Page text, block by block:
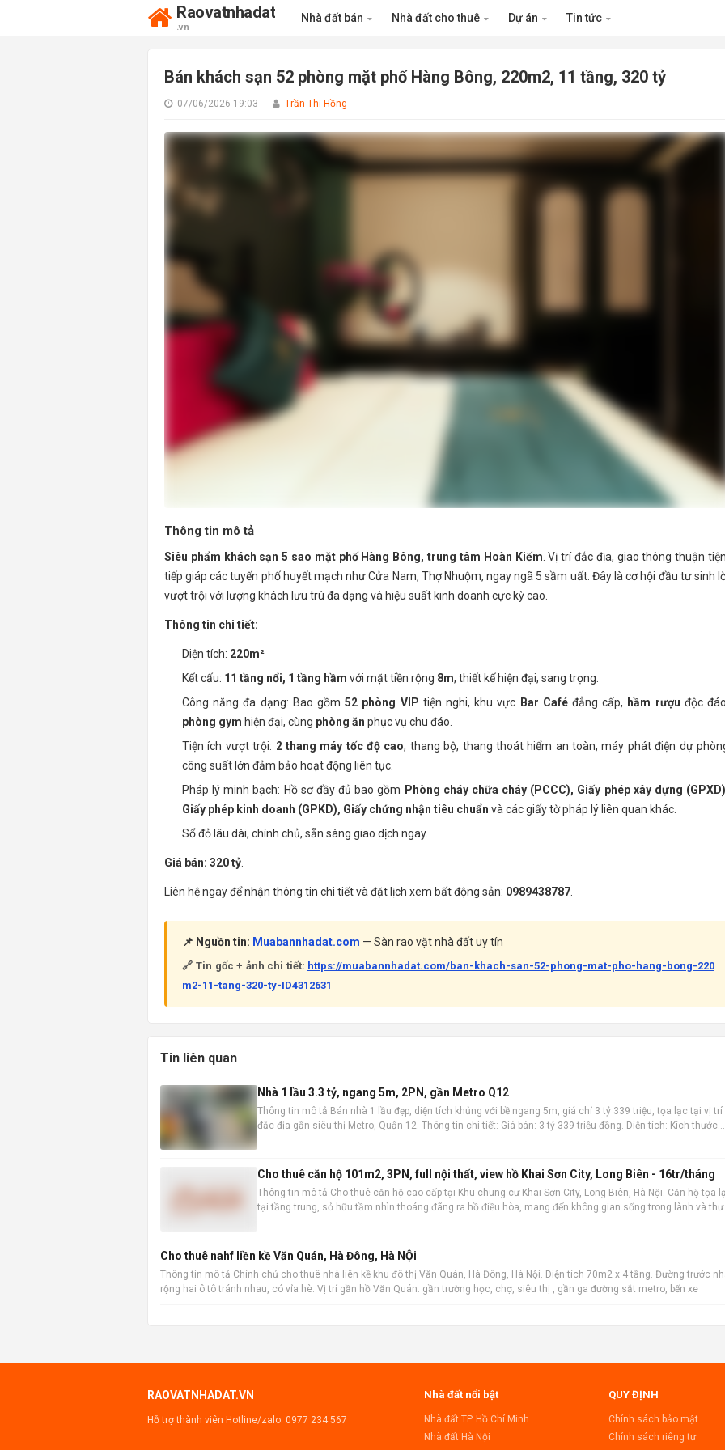
Raovatnhadat
.vn
Nhà đất bán Nhà đất cho thuê Dự án Tin tức
Bán khách sạn 52 phòng mặt phố Hàng Bông, 220m2, 11 tầng, 320 tỷ
07/06/2026 19:03 Trần Thị Hồng
Thông tin mô tả
Siêu phẩm khách sạn 5 sao mặt phố Hàng Bông, trung tâm Hoàn Kiếm . Vị trí đắc địa, giao thông thuận
tiếp giáp các tuyến phố huyết mạch như Cửa Nam, Thợ Nhuộm, ngay ngã 5 sầm uất. Đây là cơ hội đầu tư sinh
vượt trội với lượng khách lưu trú đa dạng và hiệu suất kinh doanh cực kỳ cao.
Thông tin chi tiết:
Diện tích: 220m²
Kết cấu: 11 tầng nổi, 1 tầng hầm với mặt tiền rộng 8m, thiết kế hiện đại, sang trọng.
Công năng đa dạng: Bao gồm52 phòng VIP tiện nghi, khu vực Bar Caféđẳng cấp, hầm rượu độc
phòng gym hiện đại, cùng phòng ăn phục vụ chu đáo.
Tiện ích vượt trội: 2 thang máy tốc độ cao, thang bộ, thang thoát hiểm an toàn, máy phát điện dự
công suất lớn đảm bảo hoạt động liên tục.
Pháp lý minh bạch: Hồ sơ đầy đủ bao gồm Phòng cháy chữa cháy (PCCC), Giấy phép xây dựng
Giấy phép kinh doanh (GPKD), Giấy chứng nhận tiêu chuẩn và các giấy tờ pháp lý liên quan khác.
Sổ đỏ lâu dài, chính chủ, sẵn sàng giao dịch ngay.
Giá bán: 320 tỷ
Liên hệ ngay để nhận thông tin chi tiết và đặt lịch xem bất động sản: 0989438787
📌 Nguồn tin: Muabannhadat.com — Sàn rao vặt nhà đất uy tín
🔗 Tin gốc + ảnh chi tiết: https://muabannhadat.com/ban-khach-san-52-phong-mat-pho-hang-bong-220
m2-11-tang-320-ty-ID4312631
Tin liên quan
Nhà 1 lầu 3.3 tỷ, ngang 5m, 2PN, gần Metro Q12
Thông tin mô tả Bán nhà 1 lầu đẹp, diện tích khủng với bề ngang 5m, giá chỉ 3 tỷ 339 triệu, tọa lạc tại vị trí
đắc địa gần siêu thị Metro, Quận 12. Thông tin chi tiết: Giá bán: 3 tỷ 339 triệu đồng. Diện tích: Kích thước
Cho thuê căn hộ 101m2, 3PN, full nội thất, view hồ Khai Sơn City, Long Biên - 16tr/tháng
Thông tin mô tả Cho thuê căn hộ cao cấp tại Khu chung cư Khai Sơn City, Long Biên, Hà Nội. Căn hộ tọa
tại tầng trung, sở hữu tầm nhìn thoáng đãng ra hồ điều hòa, mang đến không gian sống trong lành và thư
Cho thuê nahf liền kề Văn Quán, Hà Đông, Hà NỘi
Thông tin mô tả Chính chủ cho thuê nhà liên kề khu đô thị Văn Quán, Hà Đông, Hà Nội. Diện tích 70m2 x 4 tầng. Đường trước
rộng hai ô tô tránh nhau, có vỉa hè. Vị trí gần hồ Văn Quán. gần trường học, chợ, siêu thị , gần ga đường sắt metro, bến xe
RAOVATNHADAT.VN
Hỗ trợ thành viên Hotline/zalo: 0977 234 567
Nhà đất nổi bật
Nhà đất TP. Hồ Chí Minh
Nhà đất Hà Nội
QUY ĐỊNH
Chính sách bảo mật
Chính sách riêng tư